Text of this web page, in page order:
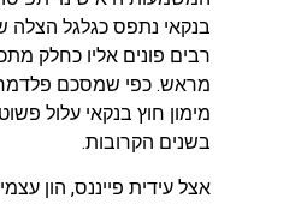
בנקאי נתפס כגלגל הצלה
רבים פונים אליו כחלק
מראש. כפי שמסכם
מימון חוץ בנקאי עלול
בשנים הקרובות.
אצל עידית פייננס, הון